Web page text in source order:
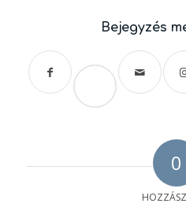
Bejegyzés
Save
0